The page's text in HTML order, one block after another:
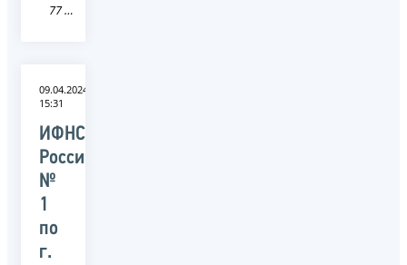
77 город Москва
09.04.2024
15:31
ИФНС
России
№
1
по
г.